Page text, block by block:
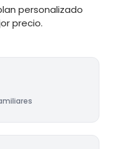
personalizado
precio.